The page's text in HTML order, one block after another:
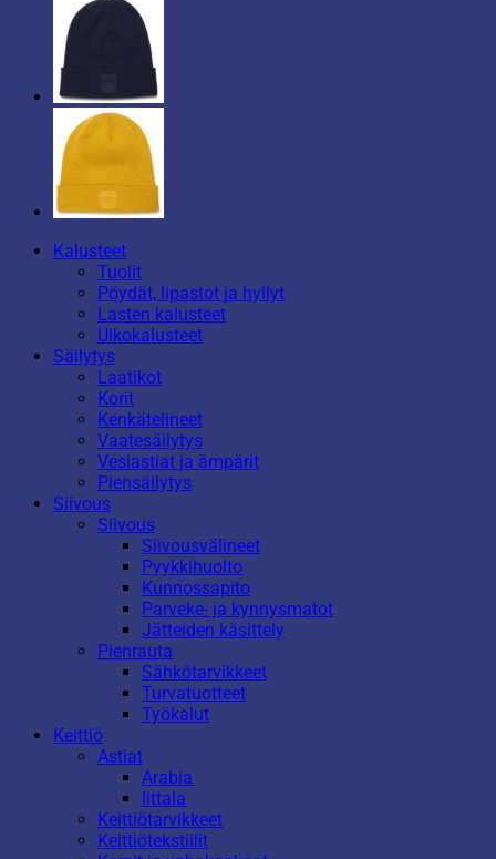
Kalusteet
Tuolit
Pöydät, lipastot ja hyllyt
Lasten kalusteet
Ulkokalusteet
Säilytys
Laatikot
Korit
Kenkätelineet
Vaatesäilytys
Vesiastiat ja ämpärit
Piensäilytys
Siivous
Siivous
Siivousvälineet
Pyykkihuolto
Kunnossapito
Parveke- ja kynnysmatot
Jätteiden käsittely
Pienrauta
Sähkötarvikkeet
Turvatuotteet
Työkalut
Keittiö
Astiat
Arabia
Iittala
Keittiötarvikkeet
Keittiötekstiilit